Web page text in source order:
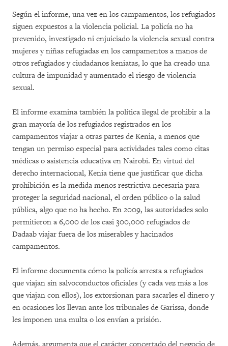
Según el informe, una vez en los campamentos, los refugiados
siguen expuestos a la violencia policial. La policía no ha
prevenido, investigado ni enjuiciado la violencia sexual contra
mujeres y niñas refugiadas en los campamentos a manos de
otros refugiados y ciudadanos keniatas, lo que ha creado una
cultura de impunidad y aumentado el riesgo de violencia
sexual.
El informe examina también la política ilegal de prohibir a la
gran mayoría de los refugiados registrados en los
campamentos viajar a otras partes de Kenia, a menos que
tengan un permiso especial para actividades tales como citas
médicas o asistencia educativa en Nairobi. En virtud del
derecho internacional, Kenia tiene que justificar que dicha
prohibición es la medida menos restrictiva necesaria para
proteger la seguridad nacional, el orden público o la salud
pública, algo que no ha hecho. En 2009, las autoridades solo
permitieron a 6,000 de los casi 300,000 refugiados de
Dadaab viajar fuera de los miserables y hacinados
campamentos.
El informe documenta cómo la policía arresta a refugiados
que viajan sin salvoconductos oficiales (y cada vez más a los
que viajan con ellos), los extorsionan para sacarles el dinero y
en ocasiones los llevan ante los tribunales de Garissa, donde
les imponen una multa o los envían a prisión.